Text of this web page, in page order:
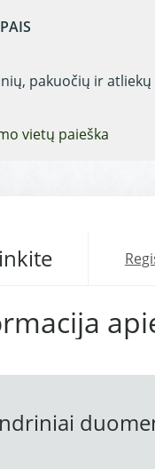
pakuočių ir
vietų paieška